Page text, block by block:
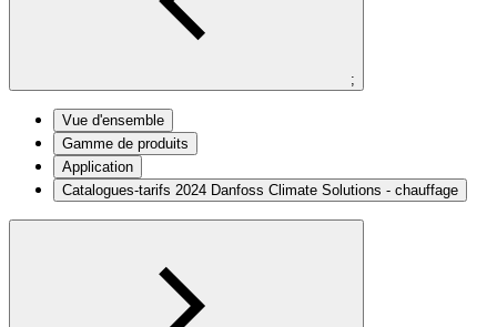
;
Vue d'ensemble
Gamme de produits
Application
Catalogues-tarifs 2024 Danfoss Climate Solutions - chauffage